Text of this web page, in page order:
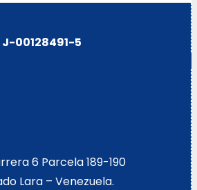
J-00128491-5
6 Parcela 189-190
Lara – Venezuela.